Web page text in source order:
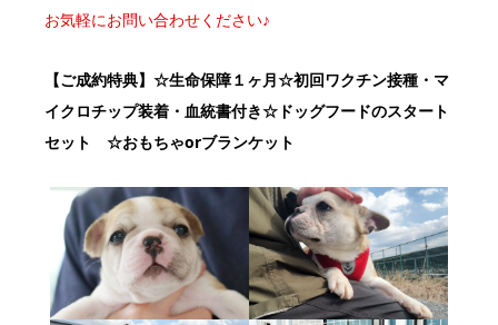
お気軽にお問い合わせください♪
【ご成約特典】 ☆生命保障１ヶ月☆初回ワクチン接種・マ
イクロチップ装着・血統書付き☆ドッグフードのスタート
セット ☆おもちゃorブランケット